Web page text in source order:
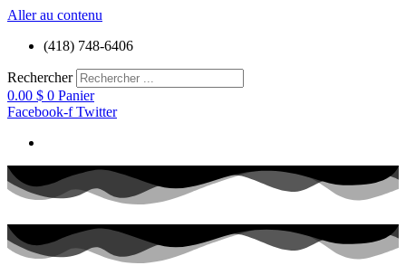
Aller au contenu
(418) 748-6406
Rechercher
0.00 $ 0 Panier
Facebook-f Twitter